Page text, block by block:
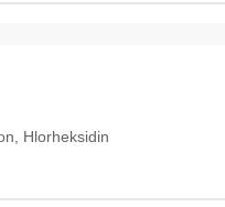
Hlorheksidin